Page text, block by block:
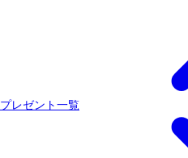
プレゼント一覧